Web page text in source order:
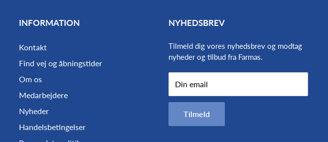
INFORMATION
Kontakt
Find vej og åbningstider
Om os
Medarbejdere
Nyheder
Handelsbetingelser
NYHEDSBREV
Tilmeld dig vores nyhedsbrev og modtag
nyheder og tilbud fra Farmas.
Din email
Tilmeld